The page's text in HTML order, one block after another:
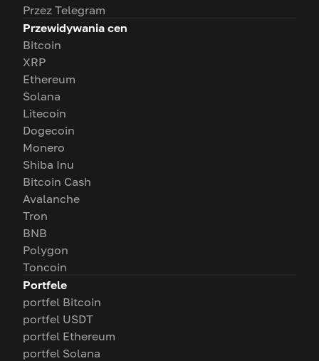
Przez Telegram
Przewidywania cen
Bitcoin
XRP
Ethereum
Solana
Litecoin
Dogecoin
Monero
Shiba Inu
Bitcoin Cash
Avalanche
Tron
BNB
Polygon
Toncoin
Portfele
portfel Bitcoin
portfel USDT
portfel Ethereum
portfel Solana